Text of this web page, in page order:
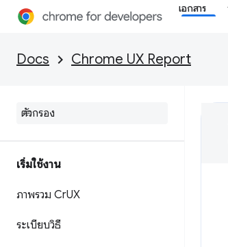
เอกสาร
Docs Chrome UX Report
เริ่มใช้งาน
ภาพรวม CrUX
ระเบียบวิธี